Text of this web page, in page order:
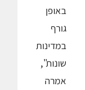
באופן
גורף
במדינות
שונות",
אמרה